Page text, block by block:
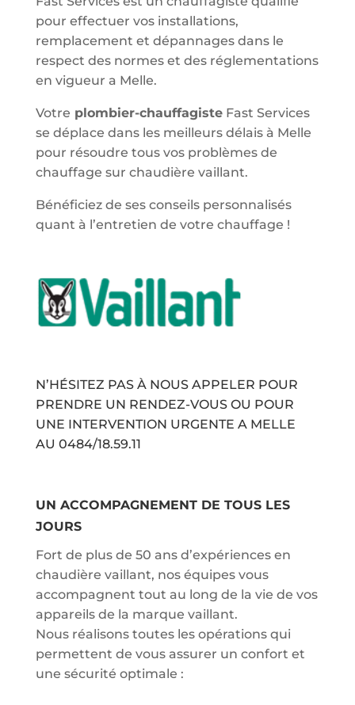
pour effectuer vos installations,
remplacement et dépannages dans le
respect des normes et des réglementations
en vigueur a Melle.
Votre plombier-chauffagisteFast Services
se déplace dans les meilleurs délais à Melle
pour résoudre tous vos problèmes de
chauffage sur chaudière vaillant.
Bénéficiez de ses conseils personnalisés
quant à l’entretien de votre chauffage !
N’HÉSITEZ PAS À NOUS APPELER POUR
PRENDRE UN RENDEZ-VOUS OU POUR
UNE INTERVENTION URGENTE A MELLE
AU 0484/18.59.11
UN ACCOMPAGNEMENT DE TOUS LES
JOURS
Fort de plus de 50 ans d’expériences en
chaudière vaillant, nos équipes vous
accompagnent tout au long de la vie de vos
appareils de la marque vaillant.
Nous réalisons toutes les opérations qui
permettent de vous assurer un confort et
une sécurité optimale :